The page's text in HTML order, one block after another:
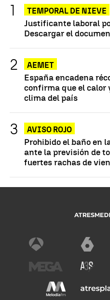
TEMPORAL DE NIEVE
Justificante laboral
Descargar el
AEMET
España encadena
confirma que el calor
clima del país
AVISO ROJO
Prohibido el baño en
ante la previsión de
fuertes rachas de